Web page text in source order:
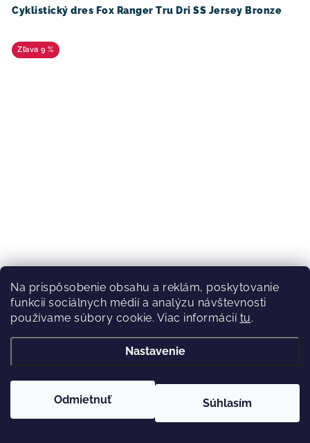
Na prispôsobenie obsahu a reklám, poskytovanie
funkcií sociálnych médií a analýzu návštevnosti
používame súbory cookie. Viac informácií tu.
Nastavenie
Odmietnuť Súhlasím
Cyklistický dres Fox Ranger Tru Dri SS Jersey Bronze
9 %
Skladom (1 ks)